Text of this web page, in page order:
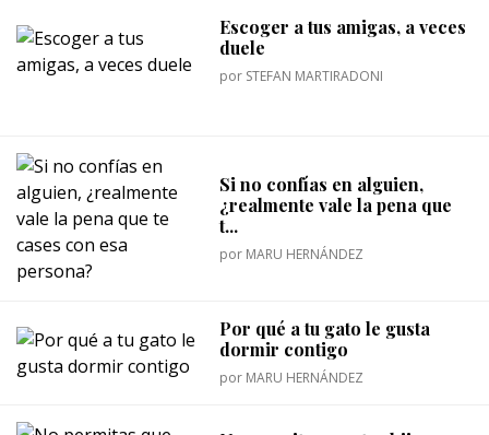
Escoger a tus amigas, a veces
duele
por STEFAN MARTIRADONI
Si no confías en alguien,
¿realmente vale la pena que
t...
por MARU HERNÁNDEZ
Por qué a tu gato le gusta
dormir contigo
por MARU HERNÁNDEZ